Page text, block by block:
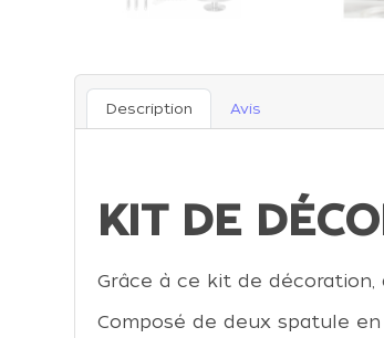
Description Avis
KIT DE
Grâce à ce kit de
Composé de deux spatule